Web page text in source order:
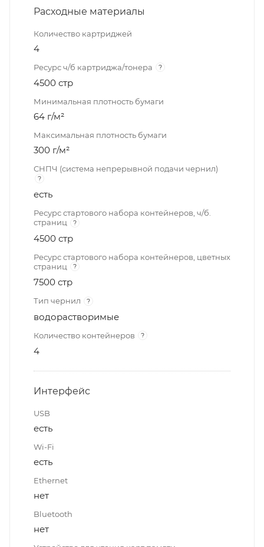
Расходные материалы
Количество картриджей
4
Ресурс ч/б картриджа/тонера ?
4500 стр
Минимальная плотность бумаги
64 г/м²
Максимальная плотность бумаги
300 г/м²
СНПЧ (система непрерывной подачи чернил)
?
есть
Ресурс стартового набора контейнеров, ч/б.
страниц
?
4500 стр
Ресурс стартового набора контейнеров, цветных
страниц
?
7500 стр
Тип чернил ?
водорастворимые
Количество контейнеров ?
4
Интерфейс
USB
есть
Wi-Fi
есть
Ethernet
нет
Bluetooth
нет